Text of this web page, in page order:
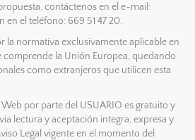
contáctenos en el e-mail:
en el teléfono: 669 51 47 20.
la normativa exclusivamente aplicable en
comprende la Unión Europea, quedando
como extranjeros que utilicen esta
por parte del USUARIO es gratuito y
lectura y aceptación integra, expresa y
Legal vigente en el momento del